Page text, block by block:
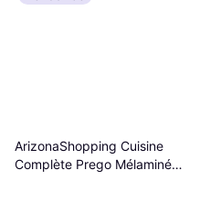
ArizonaShopping Cuisine
Complète Prego Mélaminé